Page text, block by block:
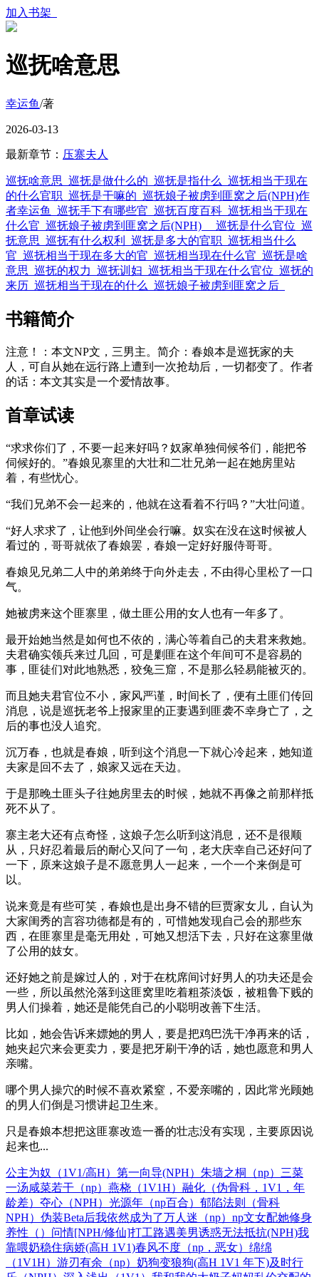
加入书架
巡抚啥意思
幸运鱼/著
2026-03-13
最新章节： 压寨夫人
巡抚啥意思 巡抚是做什么的 巡抚是指什么 巡抚相当于现在
的什么官职 巡抚是干嘛的 巡抚娘子被虏到匪窝之后(NPH)作
者幸运鱼 巡抚手下有哪些官 巡抚百度百科 巡抚相当于现在
什么官 巡抚娘子被虏到匪窝之后(NPH) _ 巡抚是什么官位 巡
抚意思 巡抚有什么权利 巡抚是多大的官职 巡抚相当什么
官 巡抚相当于现在多大的官 巡抚相当现在什么官 巡抚是啥
意思 巡抚的权力 巡抚训妇 巡抚相当于现在什么官位 巡抚的
来历 巡抚相当于现在的什么 巡抚娘子被虏到匪窝之后
书籍简介
注意！：本文NP文，三男主。简介：春娘本是巡抚家的夫
人，可自从她在远行路上遭到一次抢劫后，一切都变了。作者
的话：本文其实是一个爱情故事。
首章试读
“求求你们了，不要一起来好吗？奴家单独伺候爷们，能把爷
伺候好的。”春娘见寨里的大壮和二壮兄弟一起在她房里站
着，有些忧心。
“我们兄弟不会一起来的，他就在这看着不行吗？”大壮问道。
“好人求求了，让他到外间坐会行嘛。奴实在没在这时候被人
看过的，哥哥就依了春娘罢，春娘一定好好服侍哥哥。
春娘见兄弟二人中的弟弟终于向外走去，不由得心里松了一口
气。
她被虏来这个匪寨里，做土匪公用的女人也有一年多了。
最开始她当然是如何也不依的，满心等着自己的夫君来救她。
夫君确实领兵来过几回，可是剿匪在这个年间可不是容易的
事，匪徒们对此地熟悉，狡兔三窟，不是那么轻易能被灭的。
而且她夫君官位不小，家风严谨，时间长了，便有土匪们传回
消息，说是巡抚老爷上报家里的正妻遇到匪袭不幸身亡了，之
后的事也没人追究。
沉万春，也就是春娘，听到这个消息一下就心冷起来，她知道
夫家是回不去了，娘家又远在天边。
于是那晚土匪头子往她房里去的时候，她就不再像之前那样抵
死不从了。
寨主老大还有点奇怪，这娘子怎么听到这消息，还不是很顺
从，只好忍着最后的耐心又问了一句，老大庆幸自己还好问了
一下，原来这娘子是不愿意男人一起来，一个一个来倒是可
以。
说来竟是有些可笑，春娘也是出身不错的巨贾家女儿，自认为
大家闺秀的言容功德都是有的，可惜她发现自己会的那些东
西，在匪寨里是毫无用处，可她又想活下去，只好在这寨里做
了公用的妓女。
还好她之前是嫁过人的，对于在枕席间讨好男人的功夫还是会
一些，所以虽然沦落到这匪窝里吃着粗茶淡饭，被粗鲁下贱的
男人们操着，她还是能凭自己的小聪明改善下生活。
比如，她会告诉来嫖她的男人，要是把鸡巴洗干净再来的话，
她夹起穴来会更卖力，要是把牙刷干净的话，她也愿意和男人
亲嘴。
哪个男人操穴的时候不喜欢紧窒，不爱亲嘴的，因此常光顾她
的男人们倒是习惯讲起卫生来。
只是春娘本想把这匪寨改造一番的壮志没有实现，主要原因说
起来也...
公主为奴（1V1/高H） 第一向导(NPH） 朱墙之桐（np） 三菜
一汤咸菜若干（np） 燕桡（1V1H） 融化（伪骨科，1V1，年
龄差） 夺心（NPH） 光源年（np百合） 郁陷法则（骨科
NPH） 伪装Beta后我依然成为了万人迷（np） np文女配她修身
养性（） 问情[NPH/修仙]打工路遇美男诱惑无法抵抗(NPH)我
靠喂奶稳住病娇(高H 1V1)春风不度（np，恶女） 绵绵
（1V1H） 游刃有余（np） 奶狗变狼狗(高H 1V1 年下)及时行